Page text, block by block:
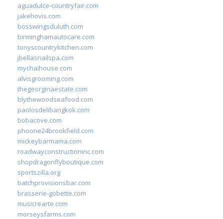
aguadulce-countryfair.com
jakehovis.com
bosswingsduluth.com
birminghamautocare.com
tonyscountrykitchen.com
jbellasnailspa.com
mychaihouse.com
alvisgrooming.com
thegeorginaestate.com
blythewoodseafood.com
paolosdelibangkok.com
bobacove.com
phoone24brookfield.com
mickeybarmama.com
roadwayconstructioninc.com
shopdragonflyboutique.com
sportszilla.org
batchprovisionsbar.com
brasserie-gobette.com
musicrearte.com
morseysfarms.com